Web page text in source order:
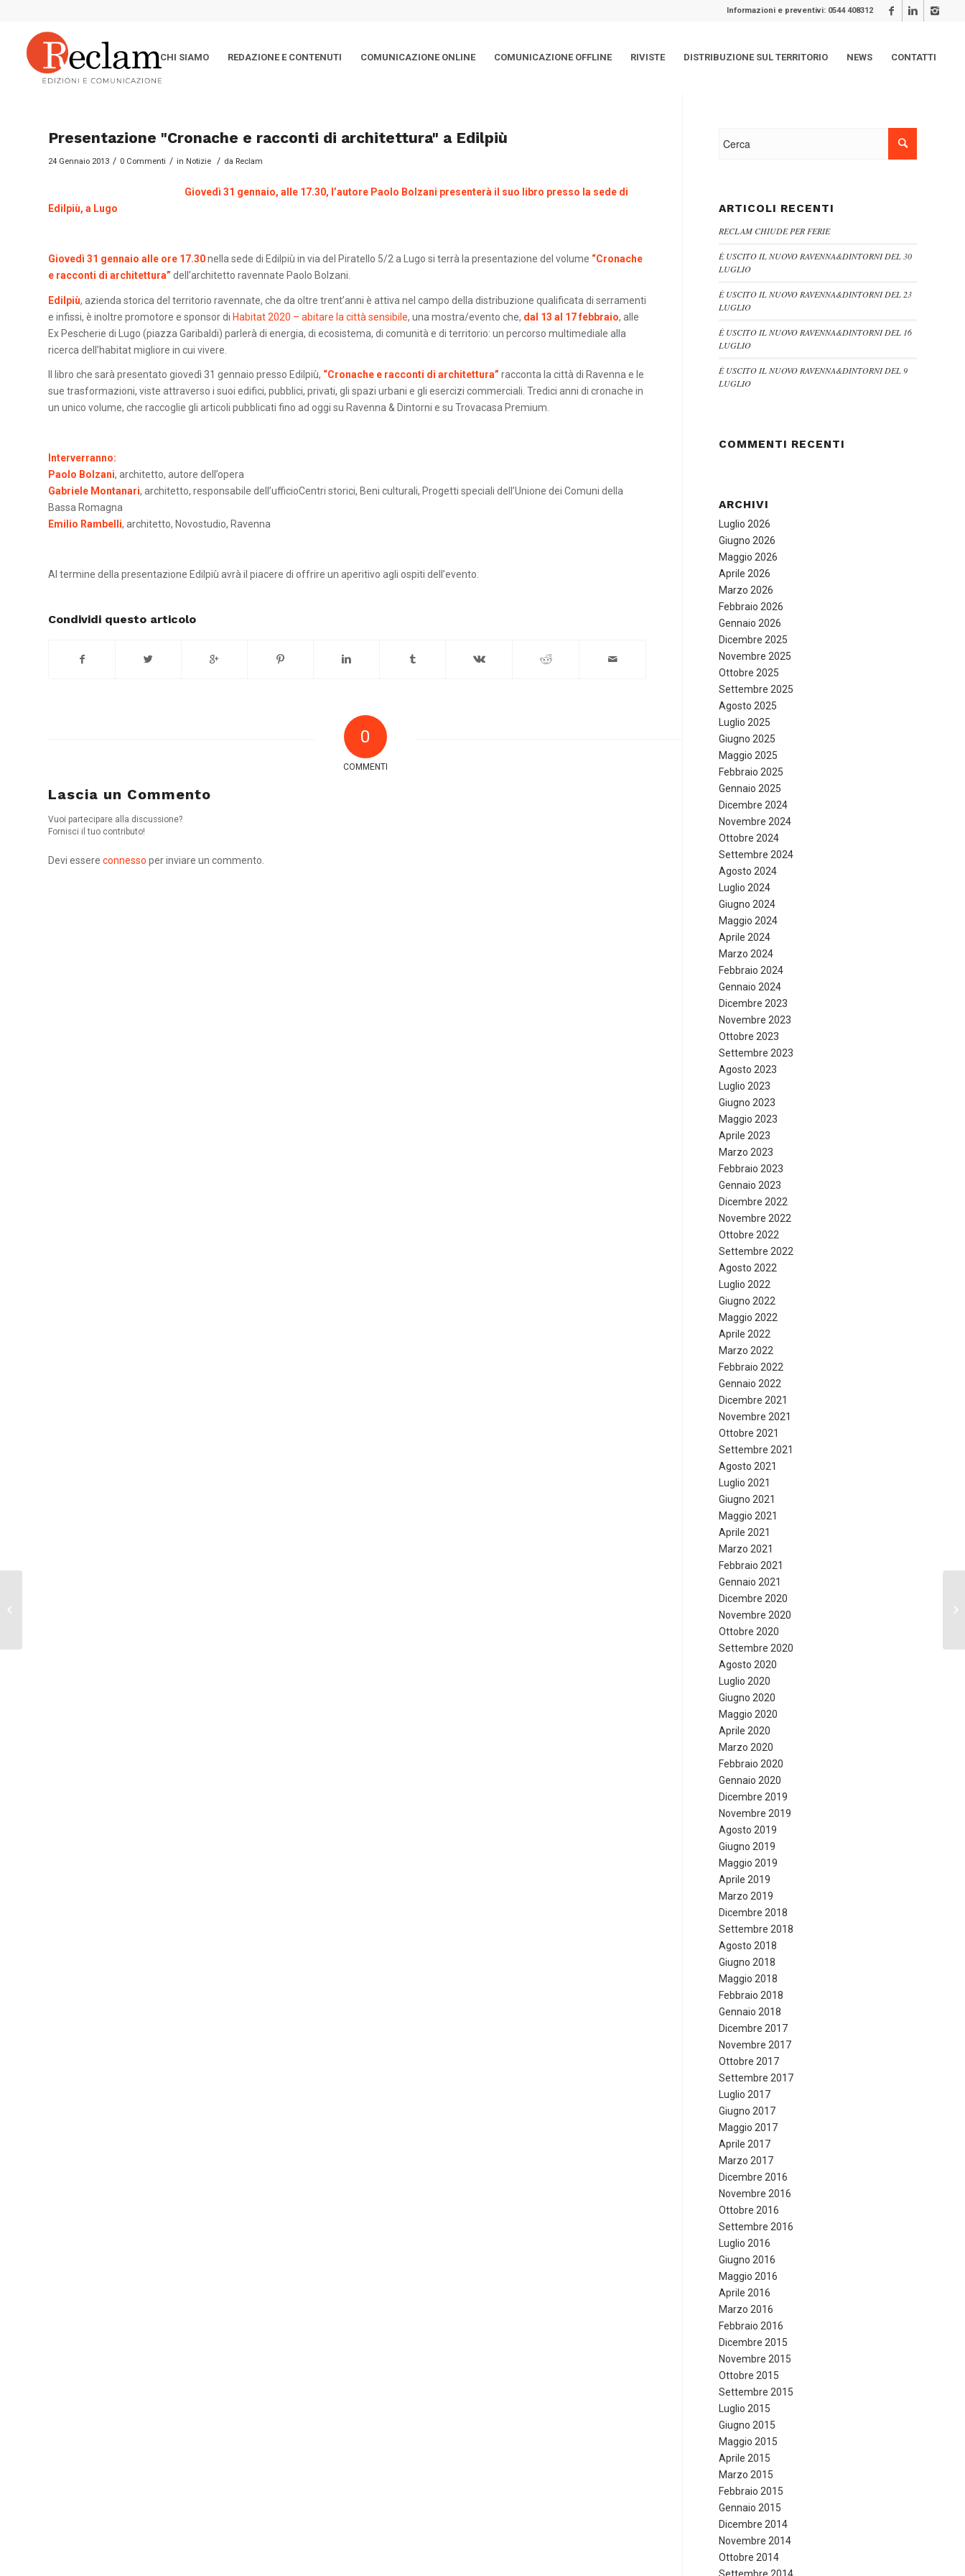
Informazioni e preventivi: 0544 408312
CHI SIAMO REDAZIONE E CONTENUTI COMUNICAZIONE ONLINE COMUNICAZIONE OFFLINE RIVISTE DISTRIBUZIONE SUL TERRITORIO NEWS CONTATTI
Presentazione "Cronache e racconti di architettura" a Edilpiù
24 Gennaio 2013 / 0 Commenti / in Notizie / da Reclam
Giovedì 31 gennaio, alle 17.30, l’autore Paolo Bolzani presenterà il suo libro presso la sede di
Edilpiù, a Lugo
Giovedì 31 gennaio alle ore 17.30nella sede di Edilpiù in via del Piratello 5/2 a Lugo si terrà la presentazione del volume “Cronache
e racconti di architettura” dell’architetto ravennate Paolo Bolzani.
Edilpiù, azienda storica del territorio ravennate, che da oltre trent’anni è attiva nel campo della distribuzione qualificata di serramenti
e infissi, è inoltre promotore e sponsor di Habitat 2020 – abitare la città sensibile, una mostra/evento che, dal 13 al 17 febbraio, alle
Ex Pescherie di Lugo (piazza Garibaldi) parlerà di energia, di ecosistema, di comunità e di territorio: un percorso multimediale alla
ricerca dell’habitat migliore in cui vivere.
Il libro che sarà presentato giovedì 31 gennaio presso Edilpiù, “Cronache e racconti di architettura” racconta la città di Ravenna e le
sue trasformazioni, viste attraverso i suoi edifici, pubblici, privati, gli spazi urbani e gli esercizi commerciali. Tredici anni di cronache in
un unico volume, che raccoglie gli articoli pubblicati fino ad oggi su Ravenna & Dintorni e su Trovacasa Premium.
Interverranno:
Paolo Bolzani, architetto, autore dell’opera
Gabriele Montanari, architetto, responsabile dell’ufficioCentri storici, Beni culturali, Progetti speciali dell’Unione dei Comuni della
Bassa Romagna
Emilio Rambelli, architetto, Novostudio, Ravenna
Al termine della presentazione Edilpiù avrà il piacere di offrire un aperitivo agli ospiti dell’evento.
Condividi questo articolo
0
COMMENTI
Lascia un Commento
Vuoi partecipare alla discussione?
Fornisci il tuo contributo!
Devi essere connesso per inviare un commento.
ARTICOLI RECENTI
RECLAM CHIUDE PER FERIE
È USCITO IL NUOVO RAVENNA&DINTORNI DEL 30
LUGLIO
È USCITO IL NUOVO RAVENNA&DINTORNI DEL 23
LUGLIO
È USCITO IL NUOVO RAVENNA&DINTORNI DEL 16
LUGLIO
È USCITO IL NUOVO RAVENNA&DINTORNI DEL 9
LUGLIO
COMMENTI RECENTI
ARCHIVI
Luglio 2026
Giugno 2026
Maggio 2026
Aprile 2026
Marzo 2026
Febbraio 2026
Gennaio 2026
Dicembre 2025
Novembre 2025
Ottobre 2025
Settembre 2025
Agosto 2025
Luglio 2025
Giugno 2025
Maggio 2025
Febbraio 2025
Gennaio 2025
Dicembre 2024
Novembre 2024
Ottobre 2024
Settembre 2024
Agosto 2024
Luglio 2024
Giugno 2024
Maggio 2024
Aprile 2024
Marzo 2024
Febbraio 2024
Gennaio 2024
Dicembre 2023
Novembre 2023
Ottobre 2023
Settembre 2023
Agosto 2023
Luglio 2023
Giugno 2023
Maggio 2023
Aprile 2023
Marzo 2023
Febbraio 2023
Gennaio 2023
Dicembre 2022
Novembre 2022
Ottobre 2022
Settembre 2022
Agosto 2022
Luglio 2022
Giugno 2022
Maggio 2022
Aprile 2022
Marzo 2022
Febbraio 2022
Gennaio 2022
Dicembre 2021
Novembre 2021
Ottobre 2021
Settembre 2021
Agosto 2021
Luglio 2021
Giugno 2021
Maggio 2021
Aprile 2021
Marzo 2021
Febbraio 2021
Gennaio 2021
Dicembre 2020
Novembre 2020
Ottobre 2020
Settembre 2020
Agosto 2020
Luglio 2020
Giugno 2020
Maggio 2020
Aprile 2020
Marzo 2020
Febbraio 2020
Gennaio 2020
Dicembre 2019
Novembre 2019
Agosto 2019
Giugno 2019
Maggio 2019
Aprile 2019
Marzo 2019
Dicembre 2018
Settembre 2018
Agosto 2018
Giugno 2018
Maggio 2018
Febbraio 2018
Gennaio 2018
Dicembre 2017
Novembre 2017
Ottobre 2017
Settembre 2017
Luglio 2017
Giugno 2017
Maggio 2017
Aprile 2017
Marzo 2017
Dicembre 2016
Novembre 2016
Ottobre 2016
Settembre 2016
Luglio 2016
Giugno 2016
Maggio 2016
Aprile 2016
Marzo 2016
Febbraio 2016
Dicembre 2015
Novembre 2015
Ottobre 2015
Settembre 2015
Luglio 2015
Giugno 2015
Maggio 2015
Aprile 2015
Marzo 2015
Febbraio 2015
Gennaio 2015
Dicembre 2014
Novembre 2014
Ottobre 2014